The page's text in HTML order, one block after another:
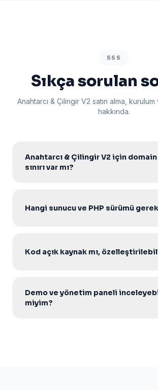
SSS
Sıkça sorulan
Anahtarcı & Çilingir V2 satın alma,
hakkında.
Anahtarcı & Çilingir V2 için
sınırı var mı?
Hangi sunucu ve PHP sürümü
Kod açık kaynak mı,
geliştirebilirsiniz.
Demo ve yönetim paneli
miyim?